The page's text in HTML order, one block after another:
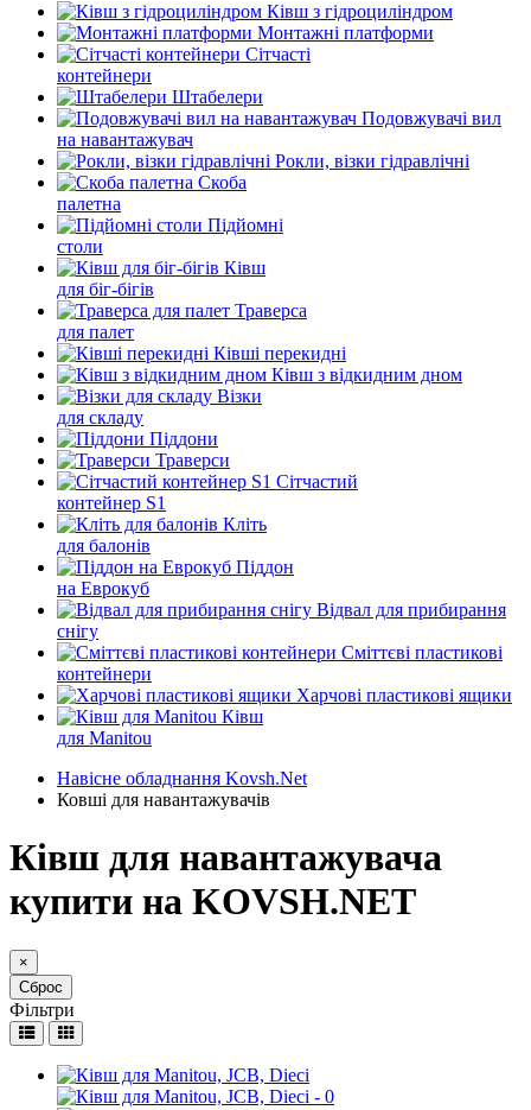
Ківш з гідроциліндром
Монтажні платформи
Сітчасті
контейнери
Штабелери
Подовжувачі вил
на навантажувач
Рокли, візки гідравлічні
Скоба
палетна
Підйомні
столи
Ківш
для біг-бігів
Траверса
для палет
Ківші перекидні
Ківш з відкидним дном
Візки
для складу
Піддони
Траверси
Сітчастий
контейнер S1
Кліть
для балонів
Піддон
на Еврокуб
Відвал для прибирання
снігу
Cміттєві пластикові
контейнери
Харчові пластикові ящики
Ківш
для Manitou
Навісне обладнання Kovsh.Net
Ковші для навантажувачів
Ківш для навантажувача
купити на KOVSH.NET
×
Сброс
Фільтри